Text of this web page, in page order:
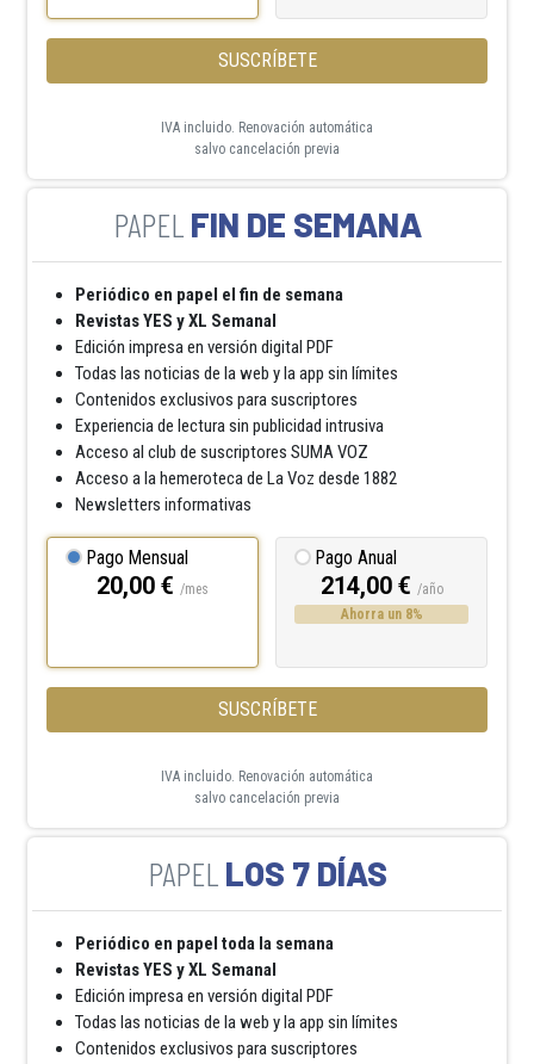
SUSCRÍBETE
IVA incluido. Renovación automática
salvo cancelación previa
FIN DE SEMANA
Periódico en papel el fin de semana
Revistas YES y XL Semanal
Edición impresa en versión digital PDF
Todas las noticias de la web y la app sin límites
Contenidos exclusivos para suscriptores
Experiencia de lectura sin publicidad intrusiva
Acceso al club de suscriptores SUMA VOZ
Acceso a la hemeroteca de La Voz desde 1882
Newsletters informativas
Pago Mensual
20,00 € /mes
Pago Anual
214,00 € /año
Ahorra un 8%
SUSCRÍBETE
IVA incluido. Renovación automática
salvo cancelación previa
LOS 7 DÍAS
Periódico en papel toda la semana
Revistas YES y XL Semanal
Edición impresa en versión digital PDF
Todas las noticias de la web y la app sin límites
Contenidos exclusivos para suscriptores